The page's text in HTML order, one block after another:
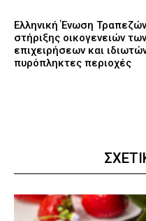
Ελληνική Ένωση
στήριξης οικογενειών
επιχειρήσεων και
πυρόπληκτες περιοχές